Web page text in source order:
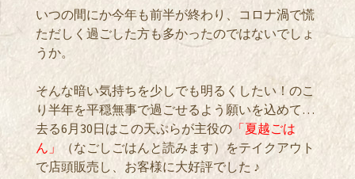
いつの間にか今年も前半が終わり、コロナ渦で慌
ただしく過ごした方も多かったのではないでしょ
うか。
そんな暗い気持ちを少しでも明るくしたい！のこ
り半年を平穏無事で過ごせるよう願いを込めて…
去る6月30日はこの天ぷらが主役の 「夏越ごは
ん」
（なごしごはんと読みます）をテイクアウト
で店頭販売し、お客様に大好評でした ♪